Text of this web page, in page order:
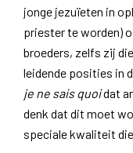
jonge jezuïeten in
priester te worden)
broeders, zelfs zij
leidende posities in
je ne sais quoidat
denk dat dit moet
speciale kwaliteit